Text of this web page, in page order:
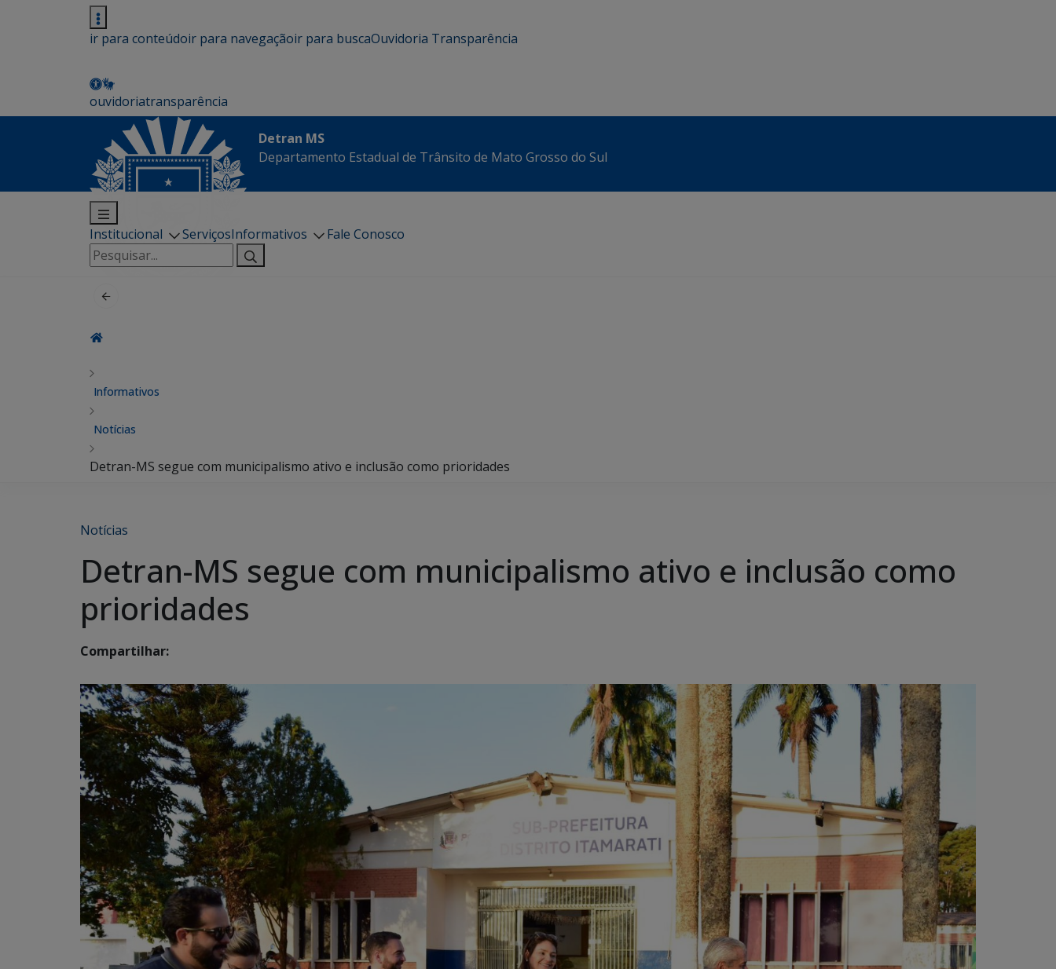
ir para conteúdoir para navegaçãoir para buscaOuvidoria Transparência
ouvidoriatransparência
Detran MS
Departamento Estadual de Trânsito de Mato Grosso do Sul
Institucional ServiçosInformativos
Fale Conosco
Pesquisar
por:
Informativos
Notícias
Detran-MS segue com municipalismo ativo e inclusão como prioridades
Notícias
Detran-MS segue com municipalismo ativo e inclusão como
prioridades
Compartilhar: